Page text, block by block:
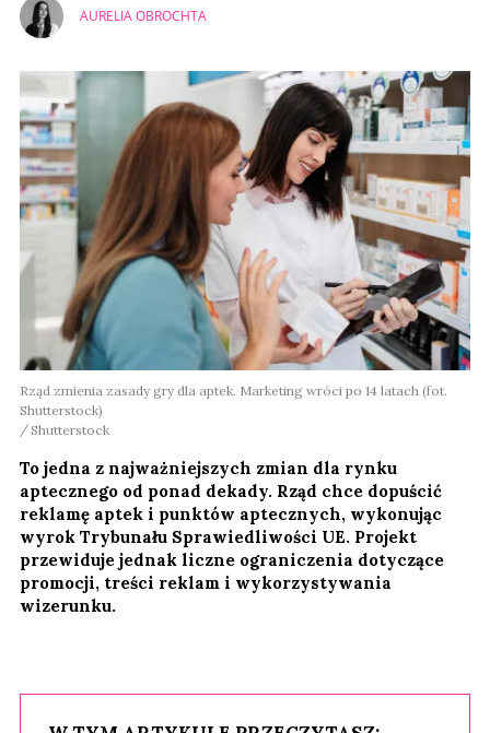
AURELIA OBROCHTA
Rząd zmienia zasady gry dla aptek. Marketing wróci po 14 latach (fot.
Shutterstock)
Shutterstock
To jedna z najważniejszych zmian dla rynku
aptecznego od ponad dekady. Rząd chce dopuścić
reklamę aptek i punktów aptecznych, wykonując
wyrok Trybunału Sprawiedliwości UE. Projekt
przewiduje jednak liczne ograniczenia dotyczące
promocji, treści reklam i wykorzystywania
wizerunku.